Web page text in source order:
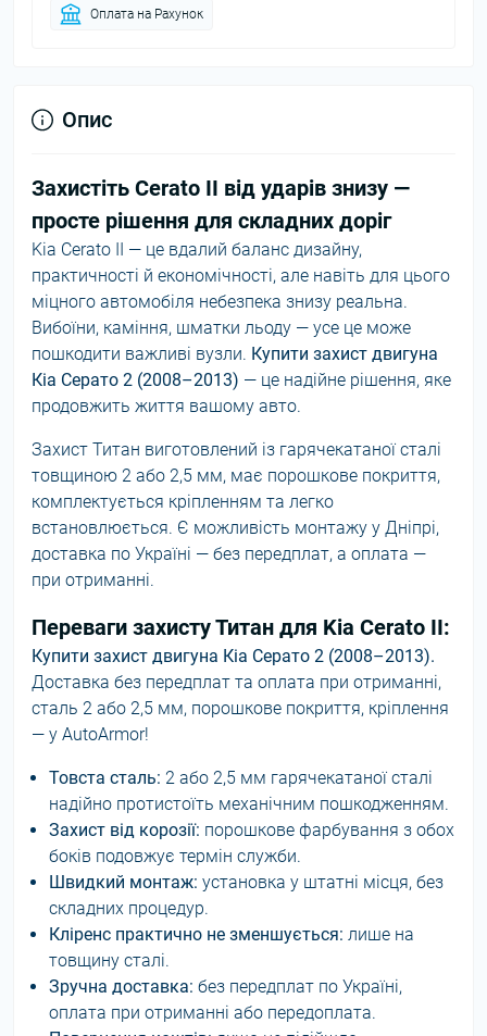
Оплата на Рахунок
Опис
Захистіть Cerato II від ударів знизу —
просте рішення для складних доріг
Kia Cerato II — це вдалий баланс дизайну,
практичності й економічності, але навіть для цього
міцного автомобіля небезпека знизу реальна.
Вибоїни, каміння, шматки льоду — усе це може
пошкодити важливі вузли. Купити захист двигуна
Кіа Серато 2 (2008–2013) — це надійне рішення, яке
продовжить життя вашому авто.
Захист Титан виготовлений із гарячекатаної сталі
товщиною 2 або 2,5 мм, має порошкове покриття,
комплектується кріпленням та легко
встановлюється. Є можливість монтажу у Дніпрі,
доставка по Україні — без передплат, а оплата —
при отриманні.
Переваги захисту Титан для Kia Cerato II:
Купити захист двигуна Кіа Серато 2 (2008–2013).
Доставка без передплат та оплата при отриманні,
сталь 2 або 2,5 мм, порошкове покриття, кріплення
— у AutoArmor!
Товста сталь: 2 або 2,5 мм гарячекатаної сталі
надійно протистоїть механічним пошкодженням.
Захист від корозії: порошкове фарбування з обох
боків подовжує термін служби.
Швидкий монтаж: установка у штатні місця, без
складних процедур.
Кліренс практично не зменшується: лише на
товщину сталі.
Зручна доставка: без передплат по Україні,
оплата при отриманні або передоплата.